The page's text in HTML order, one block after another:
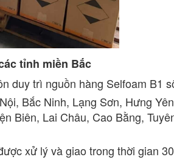
tỉnh miền Bắc
duy trì nguồn hàng Selfoam B1
Bắc Ninh, Lạng Sơn, Hưng
Biên, Lai Châu, Cao Bằng,
xử lý và giao trong thời gian